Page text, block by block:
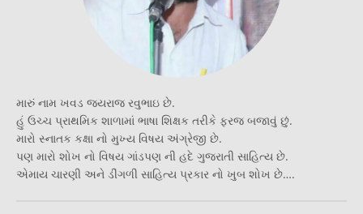
મારું નામ ખવડ જયરાજ રવુભાઇ છે.
હું ઉચ્ચ પ્રાથમિક શાળામાં ભાષા શિક્ષક તરીકે ફરજ બજાવું છું.
મારો સ્નાતક કક્ષા નો મુખ્ય વિષય અંગ્રેજી છે.
પણ મારો શોખ નો વિષય ગાંડપણ ની હદે ગુજરાતી સાહિત્ય છે.
એમાય ચારણી અને ડીંગળી સાહિત્ય પ્રકાર નો ખુબ શોખ છે….